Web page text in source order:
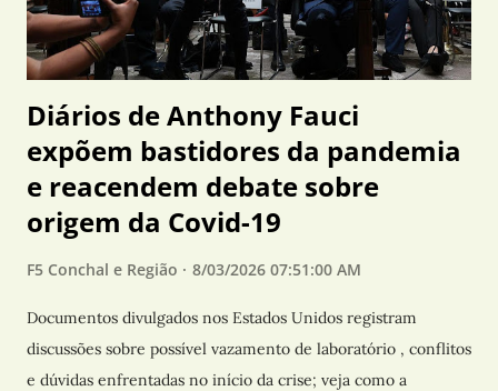
recebeu voz de prisão em flagrante por porte ilegal de arma
de fogo. Ele foi encaminhado ao P...
Diários de Anthony Fauci
expõem bastidores da pandemia
e reacendem debate sobre
origem da Covid-19
F5 Conchal e Região 8/03/2026 07:51:00 AM
Documentos divulgados nos Estados Unidos registram
discussões sobre possível vazamento de laboratório , conflitos
e dúvidas enfrentadas no início da crise; veja como a